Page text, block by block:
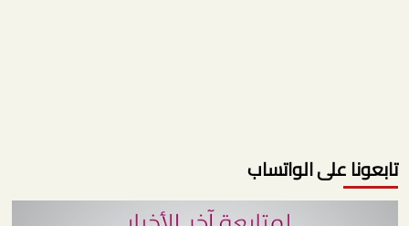
تابعونا على الواتساب